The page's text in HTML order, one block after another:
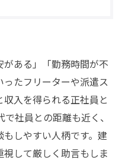
がある」「勤務時間が不
たフリーターや派遣ス
入を得られる正社員と
社員との距離も近く、
しやすい人柄です。建
して厳しく助言もしま